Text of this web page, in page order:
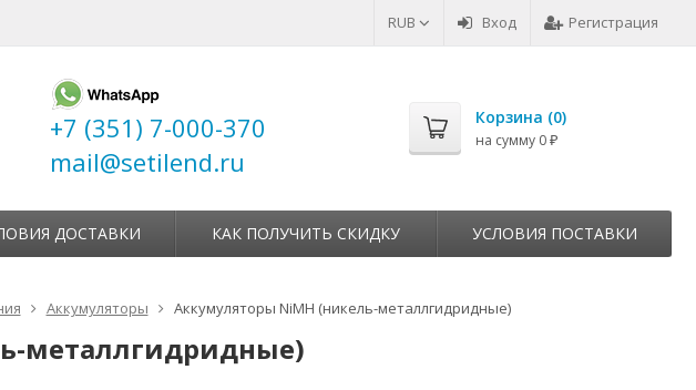
RUB Вход Регистрация
+7 (351) 7-000-370
mail@setilend.ru
Корзина (0)
на сумму 0 ₽
ДОСТАВКИ КАК ПОЛУЧИТЬ СКИДКУ УСЛОВИЯ ПОСТАВКИ
Аккумуляторы Аккумуляторы NiMH (никель-металлгидридные)
металлгидридные)